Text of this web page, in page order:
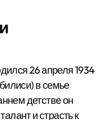
26 апреля 1934
в семье
детстве он
и страсть к